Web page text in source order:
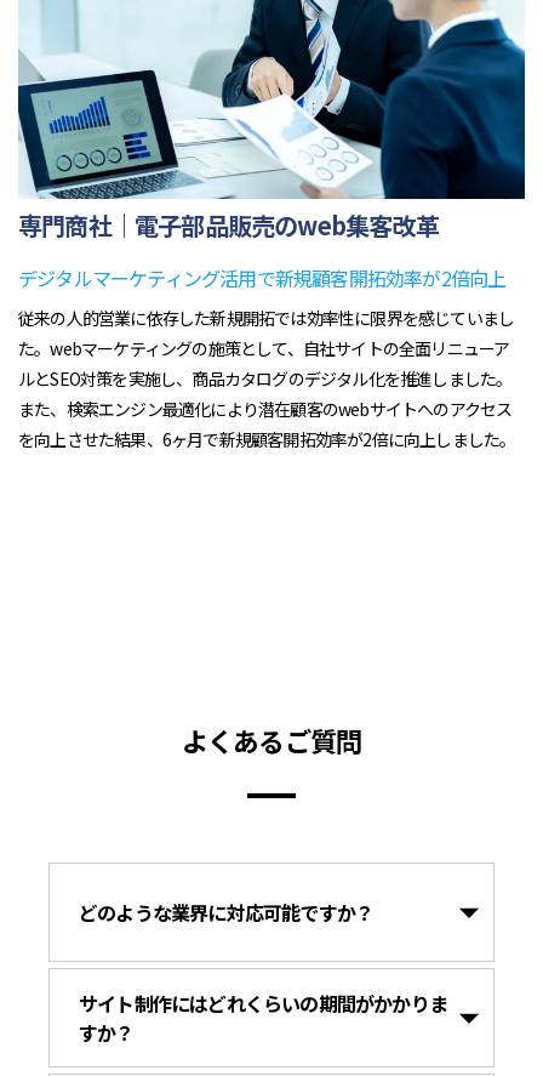
専門商社｜電子部品販売のweb集客改革
デジタルマーケティング活用で新規顧客開拓効率が2倍向上
従来の人的営業に依存した新規開拓では効率性に限界を感じていまし
た。webマーケティングの施策として、自社サイトの全面リニューア
ルとSEO対策を実施し、商品カタログのデジタル化を推進しました。
また、検索エンジン最適化により潜在顧客のwebサイトへのアクセス
を向上させた結果、6ヶ月で新規顧客開拓効率が2倍に向上しました。
よくあるご質問
どのような業界に対応可能ですか？
サイト制作にはどれくらいの期間がかかりま
すか？